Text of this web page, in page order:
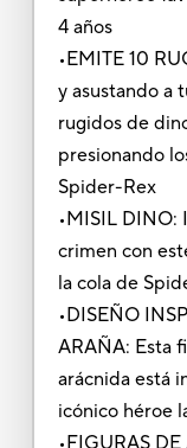
4 años
•EMITE 10
y asustando a
rugidos de
presionando
Spider-Rex
•MISIL DINO:
crimen con
la cola de
•DISEÑO
ARAÑA: Esta
arácnida está
icónico héroe
•FIGURAS